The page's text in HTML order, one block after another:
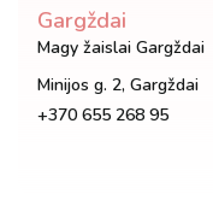
Gargždai
Magy žaislai Gargždai
Minijos g. 2, Gargždai
+370 655 268 95